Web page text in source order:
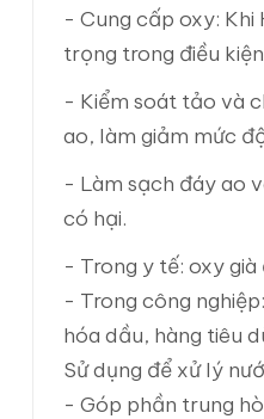
- Cung cấp oxy: Khi
trọng trong điều
- Kiểm soát tảo và
ao, làm giảm mức
- Làm sạch đáy ao
có hại.
- Trong y tế: oxy
- Trong công
hóa dầu, hàng tiêu
Sử dụng để xử lý
- Góp phần trung